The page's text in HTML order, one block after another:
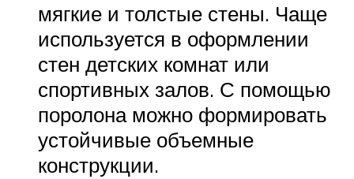
мягкие и толстые стены. Чаще
используется в оформлении
стен детских комнат или
спортивных залов. С помощью
поролона можно формировать
устойчивые объемные
конструкции.